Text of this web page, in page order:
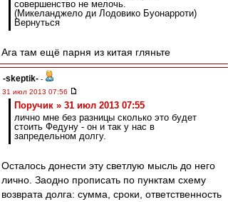
совершенство не мелочь.
(Микеланджело ди Лодовико Буонарроти)
Вернуться
Ага там ещё парня из китая гляньте
-skeptik- -
31 июл 2013 07:56
Поручик » 31 июл 2013 07:55
лично мне без разницы сколько это будет
стоить Федуну - он и так у нас в
запредельном долгу.
Осталось донести эту светлую мысль до него
лично. Заодно прописать по пунктам схему
возврата долга: сумма, сроки, ответственность